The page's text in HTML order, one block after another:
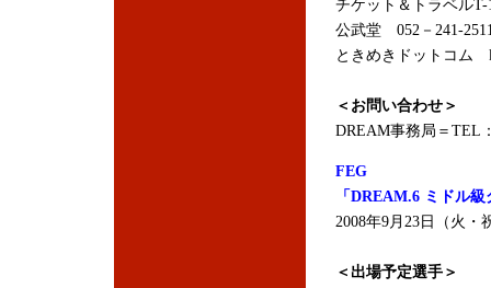
チケット＆トラベル
公武堂 052－241-
ときめきドットコム
＜お問い合わせ＞
DREAM事務局＝TEL
FEG
「DREAM.6 ミドル
2008年9月23日（火・
＜出場予定選手＞